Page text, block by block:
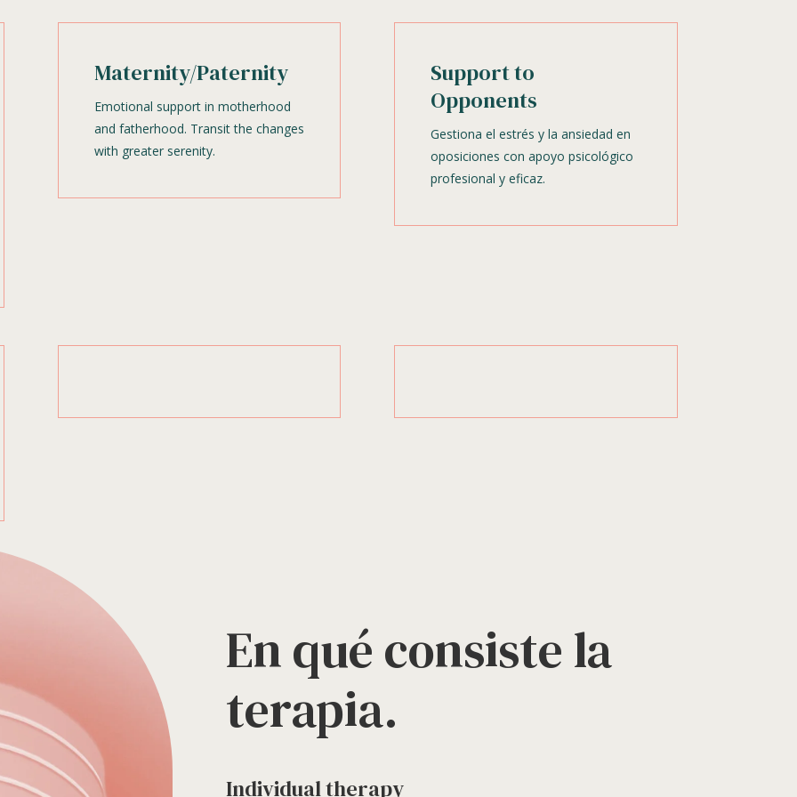
Maternity/Paternity
Emotional support in motherhood
and fatherhood. Transit the changes
with greater serenity.
Support to
Opponents
Gestiona el estrés y la ansiedad en
oposiciones con apoyo psicológico
profesional y eficaz.
En qué consiste la
terapia.
Individual therapy